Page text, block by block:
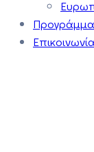
Επικοινωνία